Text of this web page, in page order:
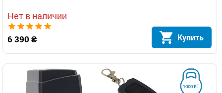
Нет в наличии
6 390 ₴ Купить